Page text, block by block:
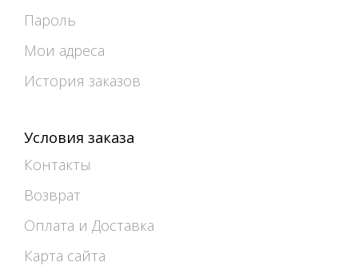
Пароль
Мои адреса
История заказов
Условия заказа
Контакты
Возврат
Оплата и Доставка
Карта сайта